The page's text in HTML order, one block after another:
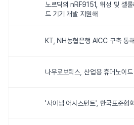
노르딕의 nRF9151, 위성 및 셀
드 기기 개발 지원해
KT, NH농협은행 AICC 구축 통
나우로보틱스, 산업용 휴머노이
'사이냅 어시스턴트', 한국표준협